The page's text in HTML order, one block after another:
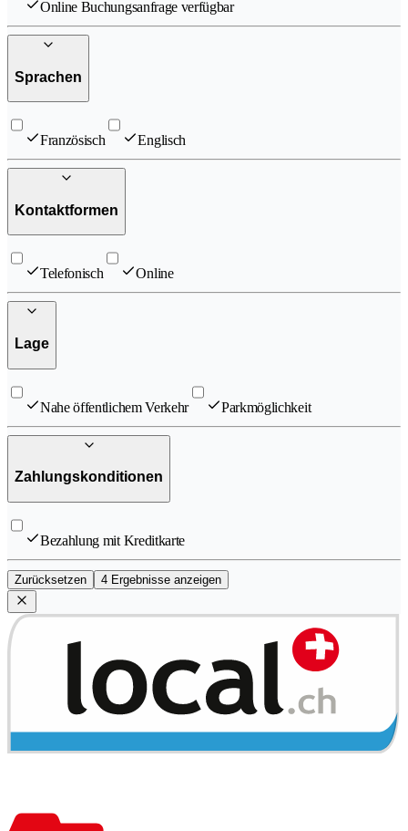
Online Buchungsanfrage verfügbar
Sprachen
Französisch Englisch
Kontaktformen
Telefonisch Online
Lage
Nahe öffentlichem Verkehr Parkmöglichkeit
Zahlungskonditionen
Bezahlung mit Kreditkarte
Zurücksetzen 4 Ergebnisse anzeigen